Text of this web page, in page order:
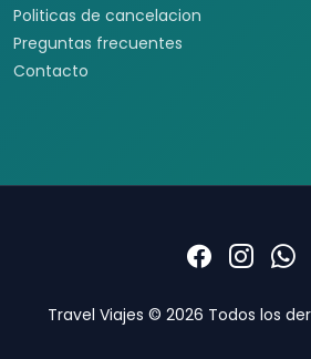
Politicas de cancelacion
Preguntas frecuentes
Contacto
Travel Viajes © 2026 Todos los